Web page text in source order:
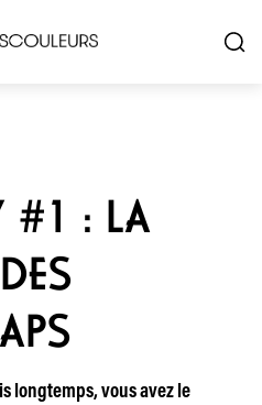
#1 : LA
longtemps, vous avez le